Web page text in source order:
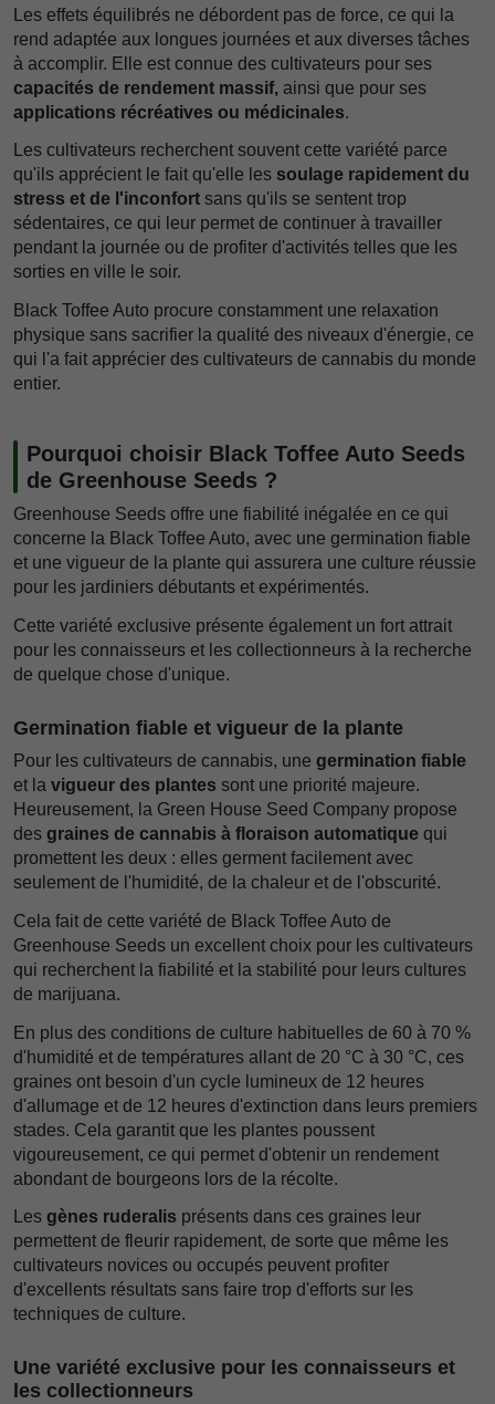
Les effets équilibrés ne débordent pas de force, ce qui la
rend adaptée aux longues journées et aux diverses tâches
à accomplir. Elle est connue des cultivateurs pour ses
capacités de rendement massif, ainsi que pour ses
applications récréatives ou médicinales.
Les cultivateurs recherchent souvent cette variété parce
qu'ils apprécient le fait qu'elle les soulage rapidement du
stress et de l'inconfort sans qu'ils se sentent trop
sédentaires, ce qui leur permet de continuer à travailler
pendant la journée ou de profiter d'activités telles que les
sorties en ville le soir.
Black Toffee Auto procure constamment une relaxation
physique sans sacrifier la qualité des niveaux d'énergie, ce
qui l'a fait apprécier des cultivateurs de cannabis du monde
entier.
Pourquoi choisir Black Toffee Auto Seeds
de Greenhouse Seeds ?
Greenhouse Seeds offre une fiabilité inégalée en ce qui
concerne la Black Toffee Auto, avec une germination fiable
et une vigueur de la plante qui assurera une culture réussie
pour les jardiniers débutants et expérimentés.
Cette variété exclusive présente également un fort attrait
pour les connaisseurs et les collectionneurs à la recherche
de quelque chose d'unique.
Germination fiable et vigueur de la plante
Pour les cultivateurs de cannabis, une germination fiable
et la vigueur des plantes sont une priorité majeure.
Heureusement, la Green House Seed Company propose
des graines de cannabis à floraison automatique qui
promettent les deux : elles germent facilement avec
seulement de l'humidité, de la chaleur et de l'obscurité.
Cela fait de cette variété de Black Toffee Auto de
Greenhouse Seeds un excellent choix pour les cultivateurs
qui recherchent la fiabilité et la stabilité pour leurs cultures
de marijuana.
En plus des conditions de culture habituelles de 60 à 70 %
d'humidité et de températures allant de 20 °C à 30 °C, ces
graines ont besoin d'un cycle lumineux de 12 heures
d'allumage et de 12 heures d'extinction dans leurs premiers
stades. Cela garantit que les plantes poussent
vigoureusement, ce qui permet d'obtenir un rendement
abondant de bourgeons lors de la récolte.
Les gènes ruderalis présents dans ces graines leur
permettent de fleurir rapidement, de sorte que même les
cultivateurs novices ou occupés peuvent profiter
d'excellents résultats sans faire trop d'efforts sur les
techniques de culture.
Une variété exclusive pour les connaisseurs et
les collectionneurs